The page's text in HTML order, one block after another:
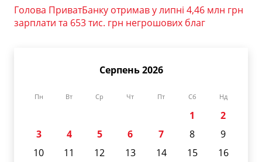
Голова ПриватБанку отримав у липні 4,46 млн грн
зарплати та 653 тис. грн негрошових благ
Серпень 2026
Пн Вт Ср Чт Пт Сб Нд
1
2
3
4 5 6 7 8
9
10
11 12 13 14 15
16